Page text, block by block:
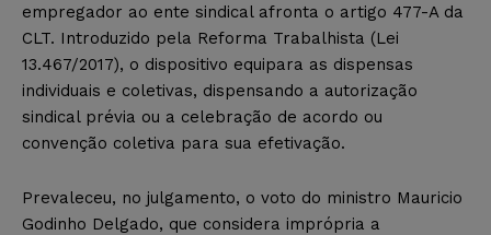
empregador ao ente sindical afronta o artigo 477-A da
CLT. Introduzido pela Reforma Trabalhista (Lei
13.467/2017), o dispositivo equipara as dispensas
individuais e coletivas, dispensando a autorização
sindical prévia ou a celebração de acordo ou
convenção coletiva para sua efetivação.
Prevaleceu, no julgamento, o voto do ministro Mauricio
Godinho Delgado, que considera imprópria a